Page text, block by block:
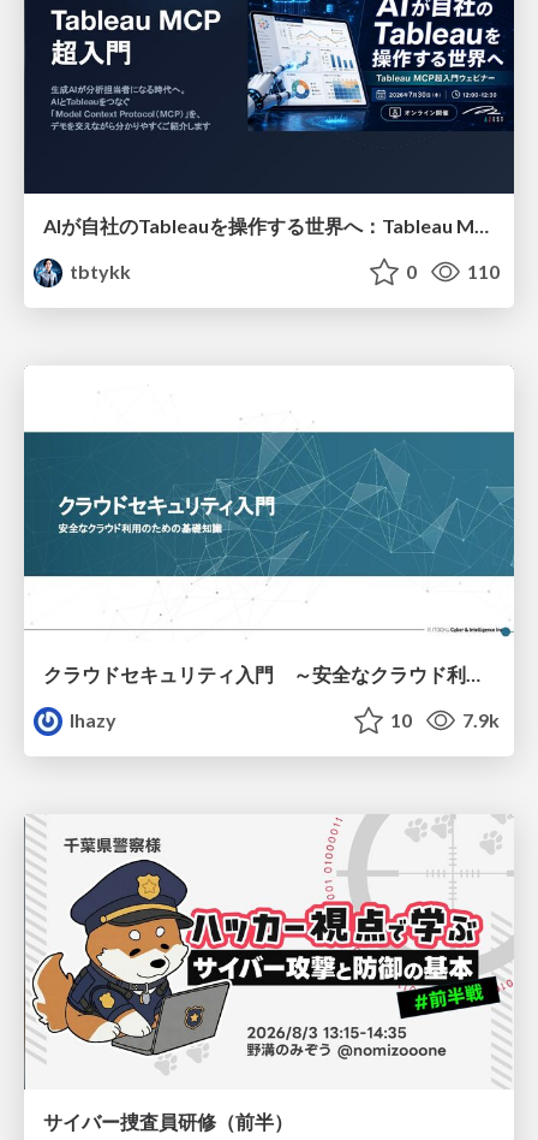
AIが自社のTableauを操作する世界へ：Tableau MCP超入門
tbtykk
0 110
lhazy
10 7.9k
サイバー捜査員研修（前半）